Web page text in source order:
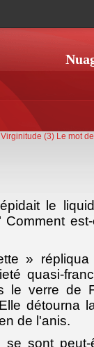
Virginitude (3) Le mot
le
»
quasi-
le verre de
détourna
de l'anis.
sont peut-